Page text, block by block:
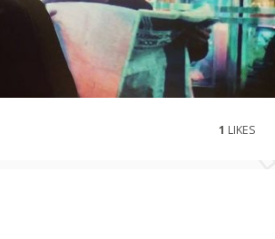
1 LIKES